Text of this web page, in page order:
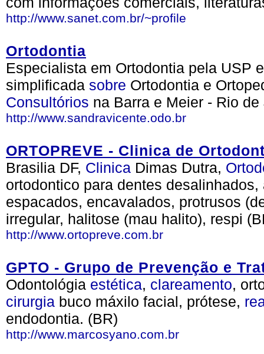
http://www.sanet.com.br/~profile
Ortodontia
Especialista em Ortodontia pela USP
simplificada sobre Ortodontia e
Consultórios na Barra e Meier - Rio
http://www.sandravicente.odo.br
ORTOPREVE - Clinica de
Brasilia DF, Clinica Dimas Dutra,
ortodontico para dentes
espacados, encavalados, protrusos
irregular, halitose (mau halito), respi
http://www.ortopreve.com.br
GPTO - Grupo de Prevenção e
Odontológia estética, clareamento,
cirurgia buco máxilo facial, prótese,
endodontia. (BR)
http://www.marcosyano.com.br